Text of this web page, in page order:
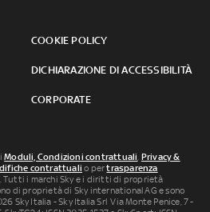
COOKIE POLICY
DICHIARAZIONE DI ACCESSIBILITÀ
CORPORATE
iModuli, Condizioni contrattuali Privacy &
contrattuali o pertrasparenza
. Tutti i marchi Sky e i diritti di proprietà
di proprietà di Sky international AG e sono
Sky Italia - Sky Italia Srl Via Monte Penice, 7 -